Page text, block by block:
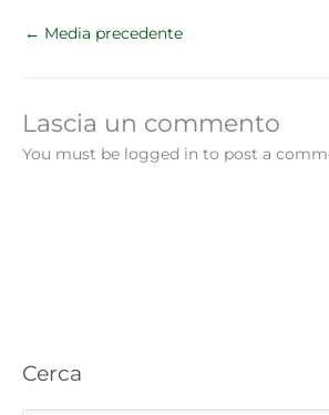
← Media precedente
Lascia un commento
You must be logged in to post a
Cerca